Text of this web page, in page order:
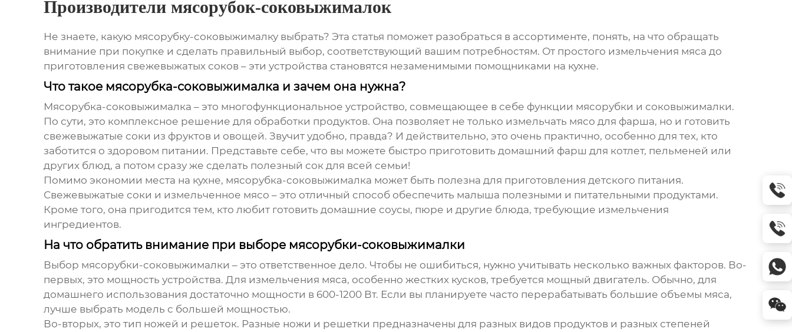
Производители мясорубок-соковыжималок
Не знаете, какую мясорубку-соковыжималкувыбрать? Эта статья поможет разобраться в ассортименте, понять, на что обращать
внимание при покупке и сделать правильный выбор, соответствующий вашим потребностям. От простого измельчения мяса до
приготовления свежевыжатых соков – эти устройства становятся незаменимыми помощниками на кухне.
Что такое мясорубка-соковыжималка и зачем она нужна?
Мясорубка-соковыжималка – это многофункциональное устройство, совмещающее в себе функции мясорубки и соковыжималки.
По сути, это комплексное решение для обработки продуктов. Она позволяет не только измельчать мясо для фарша, но и готовить
свежевыжатые соки из фруктов и овощей. Звучит удобно, правда? И действительно, это очень практично, особенно для тех, кто
заботится о здоровом питании. Представьте себе, что вы можете быстро приготовить домашний фарш для котлет, пельменей или
других блюд, а потом сразу же сделать полезный сок для всей семьи!
Помимо экономии места на кухне, мясорубка-соковыжималка может быть полезна для приготовления детского питания.
Свежевыжатые соки и измельченное мясо – это отличный способ обеспечить малыша полезными и питательными продуктами.
Кроме того, она пригодится тем, кто любит готовить домашние соусы, пюре и другие блюда, требующие измельчения
ингредиентов.
На что обратить внимание при выборе мясорубки-соковыжималки
Выбор мясорубки-соковыжималки – это ответственное дело. Чтобы не ошибиться, нужно учитывать несколько важных факторов. Во-
первых, это мощность устройства. Для измельчения мяса, особенно жестких кусков, требуется мощный двигатель. Обычно, для
домашнего использования достаточно мощности в 600-1200 Вт. Если вы планируете часто перерабатывать большие объемы мяса,
лучше выбрать модель с большей мощностью.
Во-вторых, это тип ножей и решеток. Разные ножи и решетки предназначены для разных видов продуктов и разных степеней